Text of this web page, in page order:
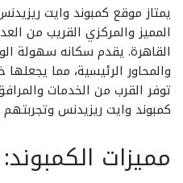
يمتاز موقع كمبوند وايت
المميز والمركزي القريب من
القاهرة. يقدم سكانه سهولة
والمحاور الرئيسية، مما يجعلها
توفر القرب من الخدمات
كمبوند وايت ريزيدنس وتجربتهم
مميزات الكمبوند: